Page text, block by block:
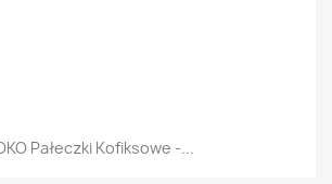
Pałeczki Kofiksowe -...